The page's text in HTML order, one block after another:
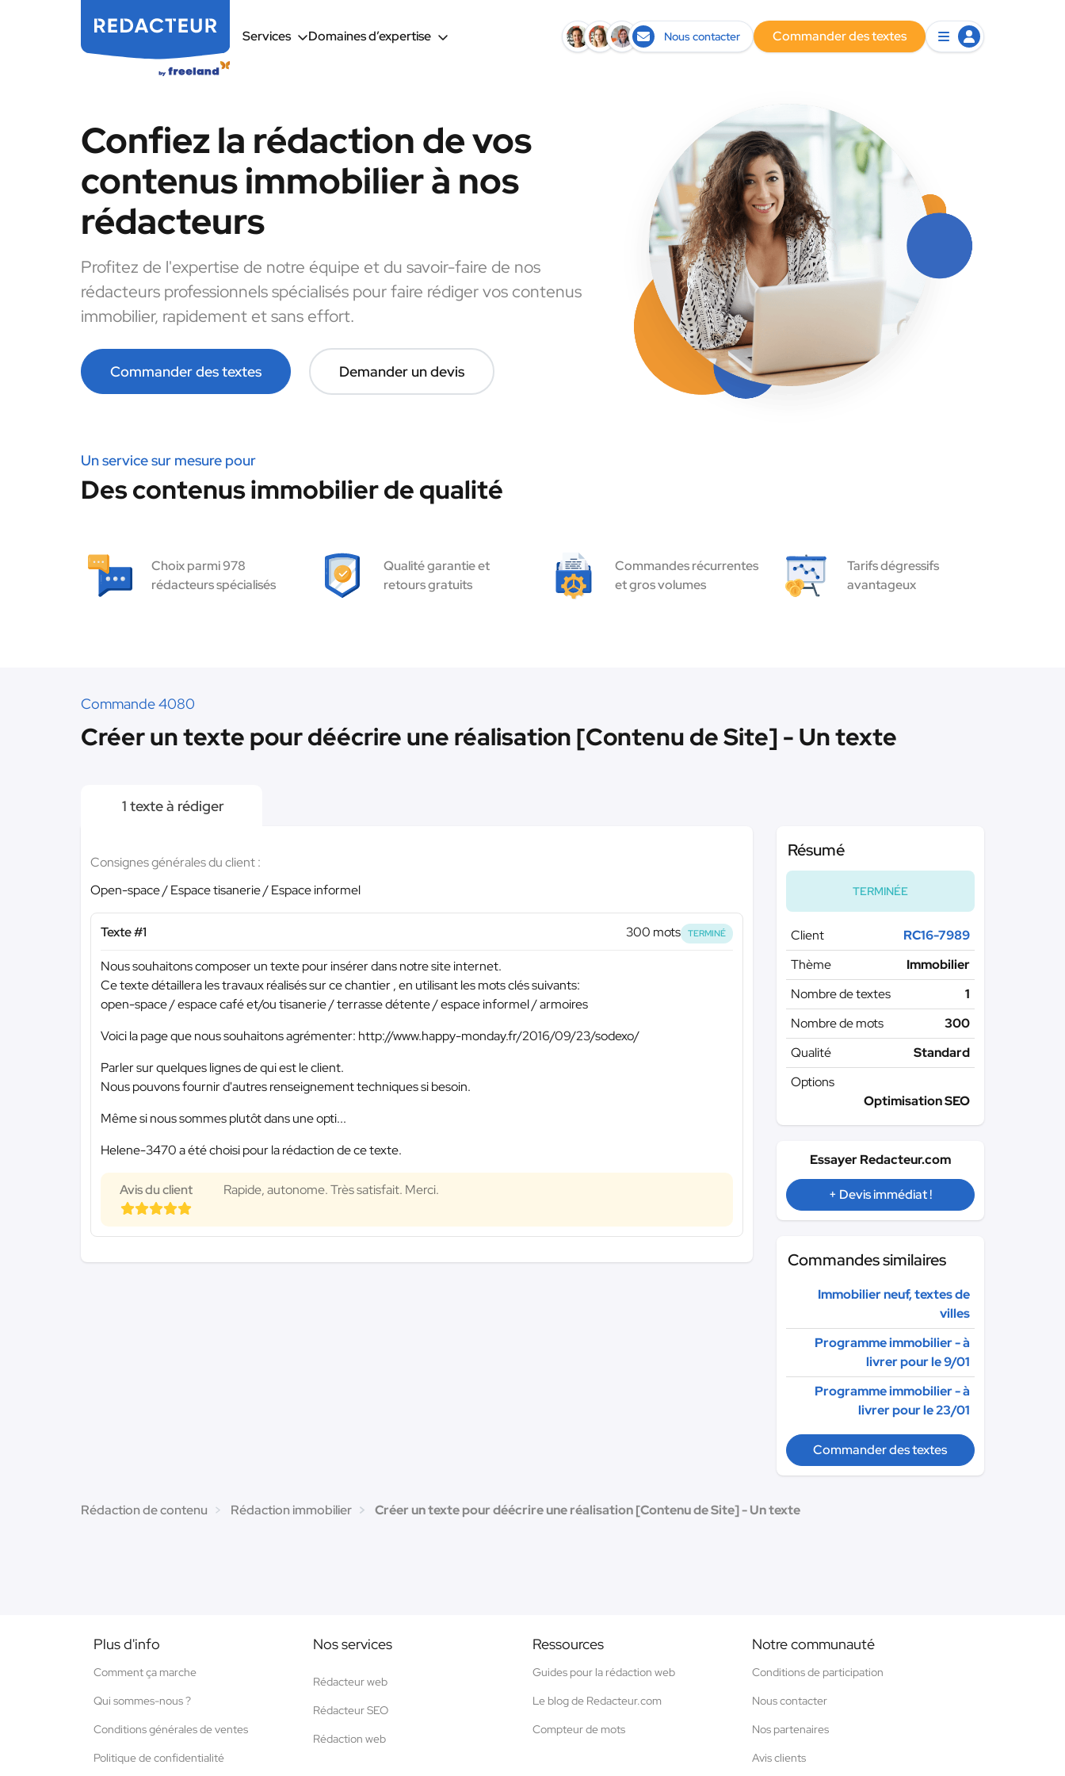
Services Domaines d’expertise Nous contacter Commander des textes
Confiez la rédaction de vos
contenus immobilier à nos
rédacteurs
Profitez de l'expertise de notre équipe et du savoir-faire de nos
rédacteurs professionnels spécialisés pour faire rédiger vos contenus
immobilier, rapidement et sans effort.
Commander des textes Demander un devis
Un service sur mesure pour
Des contenus immobilier de qualité
Choix parmi 978
rédacteurs spécialisés
Qualité garantie et
retours gratuits
Commandes récurrentes
et gros volumes
Tarifs dégressifs
avantageux
Commande 4080
Créer un texte pour déécrire une réalisation [Contenu de Site] - Un texte
1 texte à rédiger
Consignes générales du client :
Open-space / Espace tisanerie / Espace informel
Texte #1 300 mots TERMINÉ
Nous souhaitons composer un texte pour insérer dans notre site internet.
Ce texte détaillera les travaux réalisés sur ce chantier , en utilisant les mots clés suivants:
open-space / espace café et/ou tisanerie / terrasse détente / espace informel / armoires
Voici la page que nous souhaitons agrémenter: http://www.happy-monday.fr/2016/09/23/sodexo/
Parler sur quelques lignes de qui est le client.
Nous pouvons fournir d'autres renseignement techniques si besoin.
Même si nous sommes plutôt dans une opti...
Helene-3470 a été choisi pour la rédaction de ce texte.
Avis du client Rapide, autonome. Très satisfait. Merci.
Résumé
TERMINÉE
Client
RC16-7989
Thème
Immobilier
Nombre de textes
1
Nombre de mots
300
Qualité
Standard
Options
Optimisation SEO
Essayer Redacteur.com
+ Devis immédiat !
Commandes similaires
Immobilier neuf, textes de
villes
Programme immobilier - à
livrer pour le 9/01
Programme immobilier - à
livrer pour le 23/01
Commander des textes
Rédaction de contenu Rédaction immobilier Créer un texte pour déécrire une réalisation [Contenu de Site] - Un texte
Plus d'info
Comment ça marche
Qui sommes-nous ?
Conditions générales de ventes
Politique de confidentialité
Nos services
Rédacteur web
Rédacteur SEO
Rédaction web
Ressources
Guides pour la rédaction web
Le blog de Redacteur.com
Compteur de mots
Notre communauté
Conditions de participation
Nous contacter
Nos partenaires
Avis clients